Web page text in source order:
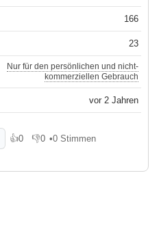
166
23
Nur für den persönlichen und nicht-
kommerziellen Gebrauch
vor 2 Jahren
👍0
Gefällt mir
👎0
Gefällt mir nicht
•0 Stimmen